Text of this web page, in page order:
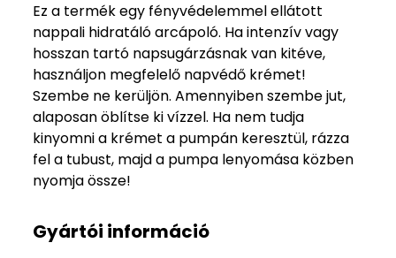
Ez a termék egy fényvédelemmel ellátott
nappali hidratáló arcápoló. Ha intenzív vagy
hosszan tartó napsugárzásnak van kitéve,
használjon megfelelő napvédő krémet!
Szembe ne kerüljön. Amennyiben szembe jut,
alaposan öblítse ki vízzel. Ha nem tudja
kinyomni a krémet a pumpán keresztül, rázza
fel a tubust, majd a pumpa lenyomása közben
nyomja össze!
Gyártói információ